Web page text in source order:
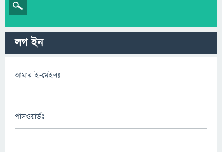
লগ ইন
আমার ই-মেইলঃ
পাসওয়ার্ডঃ